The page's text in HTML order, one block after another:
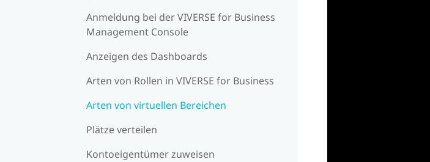
Anmeldung bei der VIVERSE for Business
Management Console
Anzeigen des Dashboards
Arten von Rollen in VIVERSE for Business
Arten von virtuellen Bereichen
Plätze verteilen
Kontoeigentümer zuweisen